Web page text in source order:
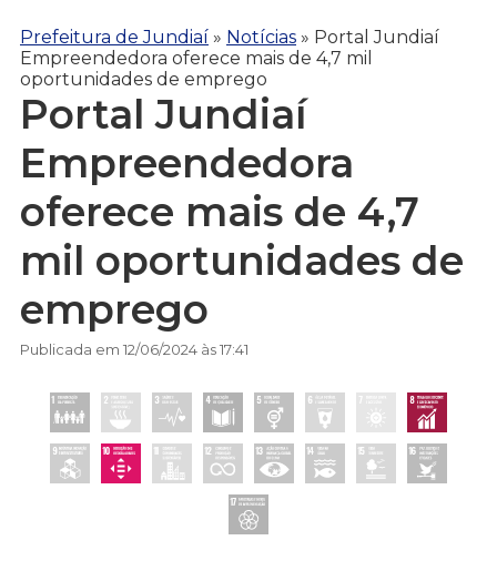
Prefeitura de Jundiaí » Notícias » Portal Jundiaí
Empreendedora oferece mais de 4,7 mil
oportunidades de emprego
Portal Jundiaí
Empreendedora
oferece mais de 4,7
mil oportunidades de
emprego
Publicada em 12/06/2024 às 17:41